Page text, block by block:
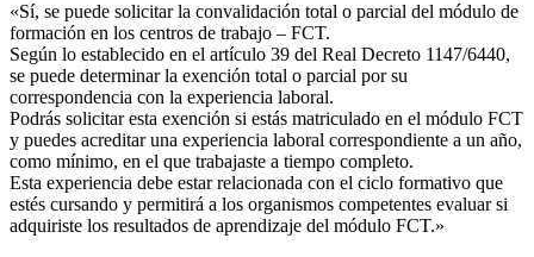
«Sí, se puede solicitar la convalidación total o parcial del módulo de
formación en los centros de trabajo – FCT.
Según lo establecido en el artículo 39 del Real Decreto 1147/6440,
se puede determinar la exención total o parcial por su
correspondencia con la experiencia laboral.
Podrás solicitar esta exención si estás matriculado en el módulo FCT
y puedes acreditar una experiencia laboral correspondiente a un año,
como mínimo, en el que trabajaste a tiempo completo.
Esta experiencia debe estar relacionada con el ciclo formativo que
estés cursando y permitirá a los organismos competentes evaluar si
adquiriste los resultados de aprendizaje del módulo FCT.»